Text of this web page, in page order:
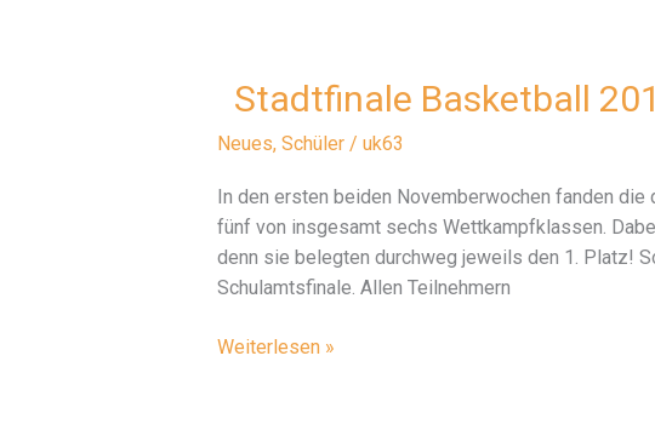
Stadtfinale Basketball
Neues, Schüler/ uk63
In den ersten beiden Novemberwochen fanden
fünf von insgesamt sechs Wettkampfklassen.
denn sie belegten durchweg jeweils den 1. Platz!
Schulamtsfinale. Allen Teilnehmern
Weiterlesen »